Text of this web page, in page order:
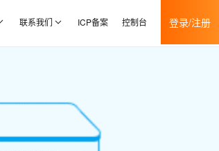
联系我们 ICP备案 控制台 登录/注册